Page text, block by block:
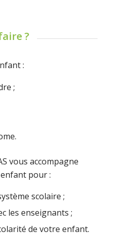
?
:
;
vous accompagne
pour :
scolaire ;
les enseignants ;
de votre enfant.